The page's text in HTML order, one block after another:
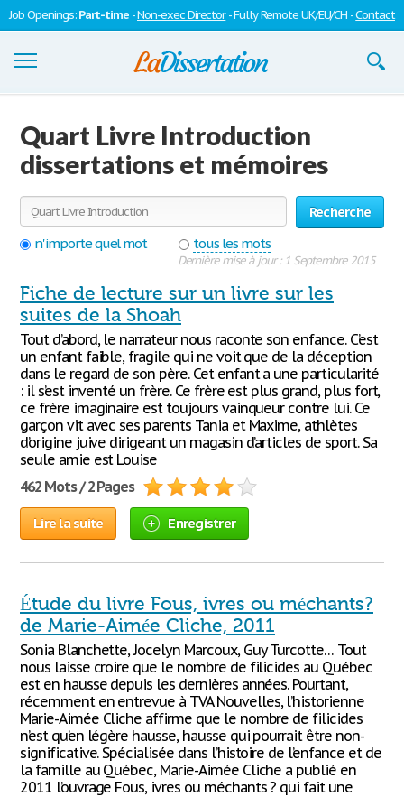
Job Openings:Part-time -Non-exec Director- Fully Remote UK/EU/CH -Contact
S'inscrire
Se connecter
Contactez-nous
Quart Livre Introduction
dissertations et mémoires
Recherche
n'importe quel mot
tous les mots
Dernière mise à jour : 1 Septembre 2015
Fiche de lecture sur un livre sur les
suites de la Shoah
Tout d’abord, le narrateur nous raconte son enfance. C’est
un enfant faible, fragile qui ne voit que de la déception
dans le regard de son père. Cet enfant a une particularité
: il s’est inventé un frère. Ce frère est plus grand, plus fort,
ce frère imaginaire est toujours vainqueur contre lui. Ce
garçon vit avec ses parents Tania et Maxime, athlètes
d’origine juive dirigeant un magasin d’articles de sport. Sa
seule amie est Louise
462 Mots / 2 Pages
Lire la suite Enregistrer
Étude du livre Fous, ivres ou méchants?
de Marie-Aimée Cliche, 2011
Sonia Blanchette, Jocelyn Marcoux, Guy Turcotte… Tout
nous laisse croire que le nombre de filicides au Québec
est en hausse depuis les dernières années. Pourtant,
récemment en entrevue à TVA Nouvelles, l’historienne
Marie-Aimée Cliche affirme que le nombre de filicides
n’est qu’en légère hausse, hausse qui pourrait être non-
significative. Spécialisée dans l’histoire de l’enfance et de
la famille au Québec, Marie-Aimée Cliche a publié en
2011 l’ouvrage Fous, ivres ou méchants ? qui fait une